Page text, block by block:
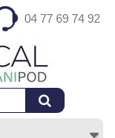
04 77 69 74 92